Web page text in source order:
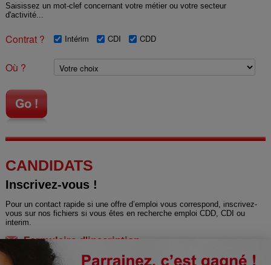
Saisissez un mot-clef concernant votre métier ou votre secteur
d'activité...
Contrat ? Intérim CDI CDD
Où ?
CANDIDATS
Inscrivez-vous !
Pour un contact rapide si une offre d’emploi vous correspond, inscrivez-
vous sur nos fichiers si vous êtes en recherche emploi CDD, CDI ou
interim.
Formulaire d'inscription